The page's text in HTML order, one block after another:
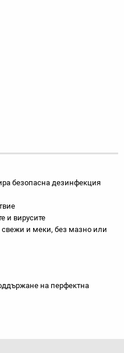
безопасна дезинфекция
и вирусите
свежи и меки, без мазно или
на перфектна